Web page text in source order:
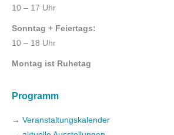
10 – 17 Uhr
Sonntag + Feiertags:
10 – 18 Uhr
Montag ist Ruhetag
Programm
→ Veranstaltungskalender